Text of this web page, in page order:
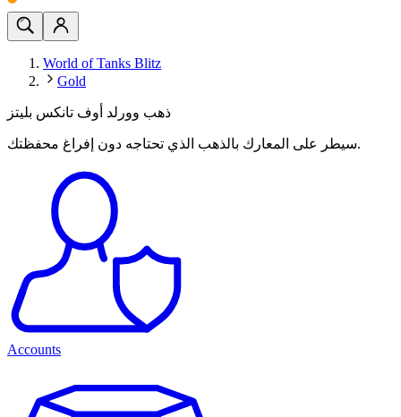
World of Tanks Blitz
Gold
ذهب وورلد أوف تانكس بليتز
سيطر على المعارك بالذهب الذي تحتاجه دون إفراغ محفظتك.
Accounts